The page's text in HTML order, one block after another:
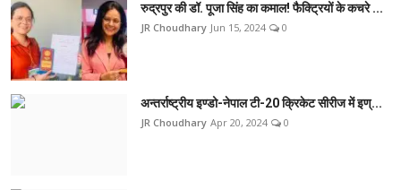
रुद्रपुर की डॉ. पूजा सिंह का कमाल! फैक्ट्रियों के कचरे ...
JR Choudhary Jun 15, 2024 0
अन्तर्राष्ट्रीय इण्डो-नेपाल टी-20 क्रिकेट सीरीज में इण्...
JR Choudhary Apr 20, 2024 0